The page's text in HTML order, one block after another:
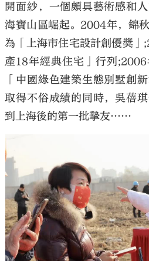
開面紗，一個頗具藝術感和
海寶山區崛起。2004年，錦
為「上海市住宅設計創優獎
產18年經典住宅」行列
「中國綠色建築生態別墅創
取得不俗成績的同時，吳蓓
到上海後的第一批摯友……